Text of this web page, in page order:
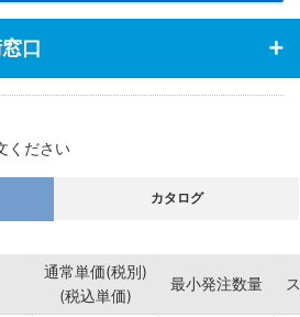
口
ください
カタログ
通常単価(税別)
(税込単価)
最小発注数量